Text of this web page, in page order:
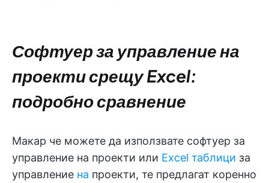
Софтуер за управление на
проекти срещу Excel:
подробно сравнение
Макар че можете да използвате софтуер за
управление на проекти или Excel таблици за
управление на проекти, те предлагат коренно